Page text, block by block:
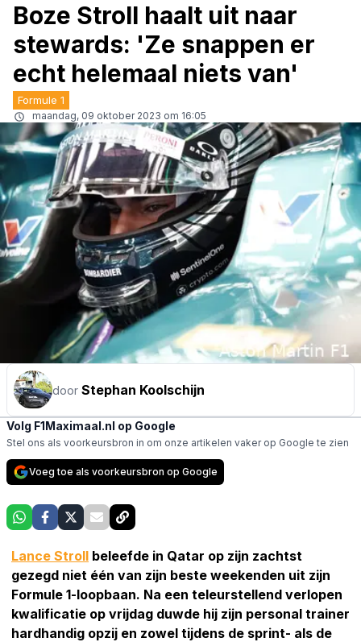
Boze Stroll haalt uit naar
stewards: 'Ze snappen er
echt helemaal niets van'
Formule 1
maandag, 09 oktober 2023 om 16:05
door Stephan Koolschijn
Volg F1Maximaal.nl op Google
Stel ons als voorkeursbron in om onze artikelen vaker op Google te zien
Voeg toe als voorkeursbron op Google
Lance Stroll beleefde in Qatar op zijn zachtst
gezegd niet één van zijn beste weekenden uit zijn
Formule 1-loopbaan. Na een teleurstellend verlopen
kwalificatie op vrijdag duwde hij zijn personal trainer
hardhandig opzij en zowel tijdens de sprint- als de